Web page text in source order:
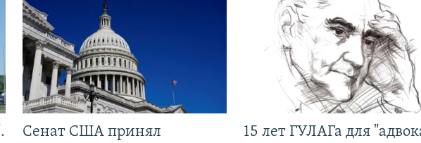
Сенат США принял
15 лет ГУЛАГа для